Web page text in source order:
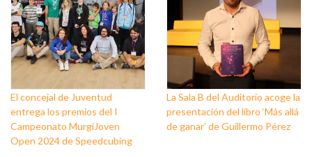
El concejal de Juventud
entrega los premios del I
Campeonato MurgiJoven
Open 2024 de Speedcubing
La Sala B del Auditorio acoge la
presentación del libro ‘Más allá
de ganar’ de Guillermo Pérez